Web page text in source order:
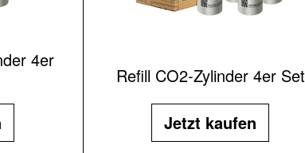
4er
Refill CO2-Zylinder 4er Set
Jetzt kaufen